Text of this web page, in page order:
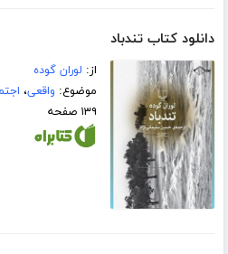
دانلود کتاب تندباد
از: لوران گوده
موضوع: واقعی،
۱۳۹ صفحه